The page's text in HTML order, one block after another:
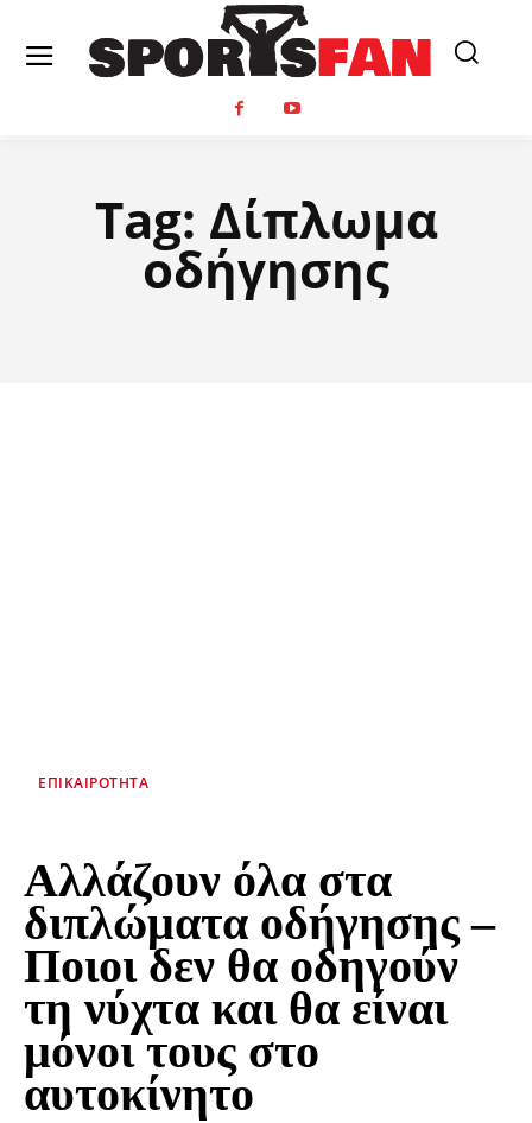
Tag: Δίπλωμα
οδήγησης
ΕΠΙΚΑΙΡΌΤΗΤΑ
Αλλάζουν όλα στα
διπλώματα οδήγησης –
Ποιοι δεν θα οδηγούν
τη νύχτα και θα είναι
μόνοι τους στο
αυτοκίνητο